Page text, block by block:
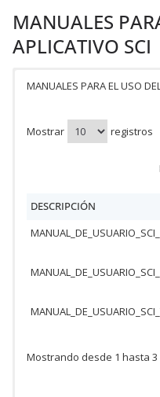
MANUALES
APLICATIVO SCI
MANUALES PARA EL USO
Mostrar registros
DESCRIPCIÓN
Mostrando desde 1 hasta